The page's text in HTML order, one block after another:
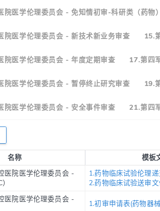
院医学伦理委员会 - 免知情初审-科研类（药物）
院医学伦理委员会 - 新技术新业务审查 15.
院医学伦理委员会 - 年度定期审查 17.第四
院医学伦理委员会 - 暂停终止研究审查 19.
院医学伦理委员会 - 安全事件审查 21.第四
名称 模板
医院医学伦理委员会 -
1.药物临床试验伦理
2.药物临床试验送审
医院医学伦理委员会 -
1.初审申请表(药物器